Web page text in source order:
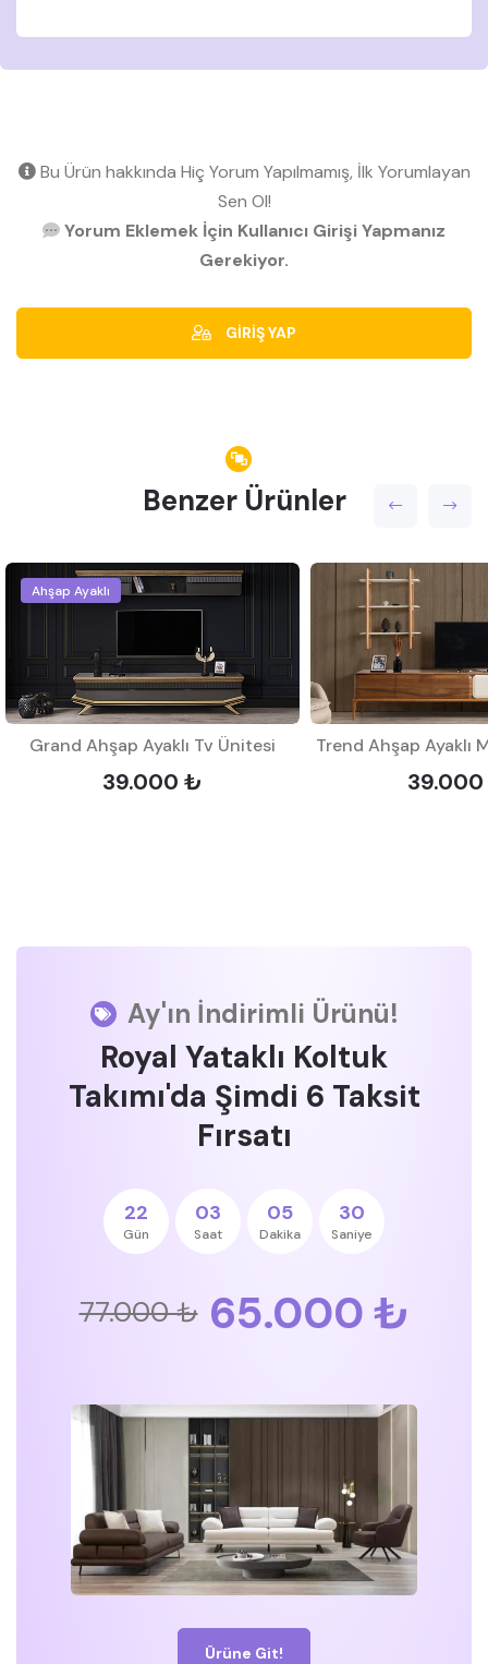
Bu Ürün hakkında Hiç Yorum Yapılmamış, İlk Yorumlayan
Sen Ol!
Yorum Eklemek İçin Kullanıcı Girişi Yapmanız
Gerekiyor.
GİRİŞ YAP
Benzer Ürünler
Ahşap Ayaklı
Grand Ahşap Ayaklı Tv Ünitesi
39.000 ₺
Ay'ın İndirimli Ürünü!
Royal Yataklı Koltuk
Takımı'da Şimdi 6 Taksit
Fırsatı
22
Gün
03
Saat
05
Dakika
30
Saniye
77.000 ₺ 65.000 ₺
Ürüne Git!